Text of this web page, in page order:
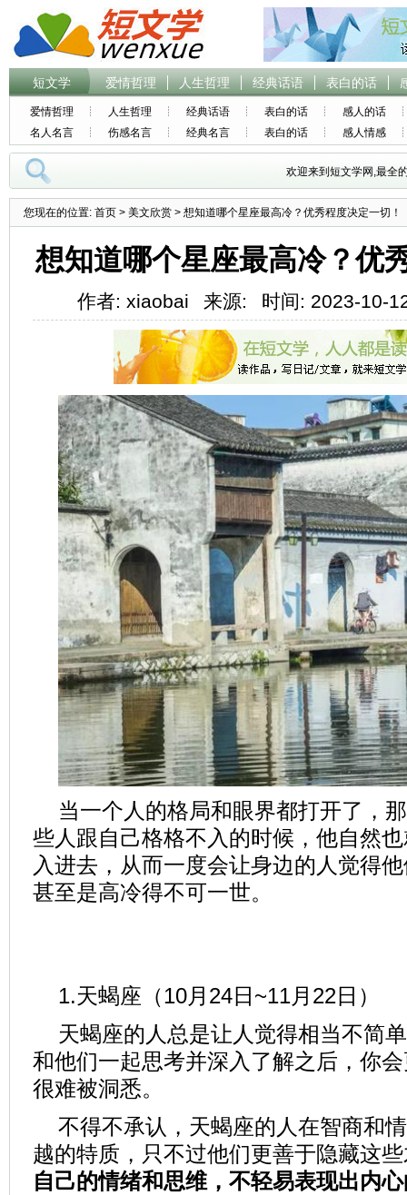
短文学 爱情哲理 人生哲理 经典话语 表白的话
爱情哲理 人生哲理 经典话语 表白的话
感人的话
名人名言
伤感名言 经典名言 表白的话 感人情感
欢迎来到短文学网,最全
您现在的位置: 首页 > 美文欣赏 > 想知道哪个星座最高冷？优秀程度决定一切！
想知道哪个星座最高冷？优
作者: xiaobai 来源: 时间: 2023-10-
当一个人的格局和眼界都打开了，
些人跟自己格格不入的时候，他自然
入进去，从而一度会让身边的人觉得
甚至是高冷得不可一世。
1.天蝎座（10月24日~11月22日）
天蝎座的人总是让人觉得相当不简
和他们一起思考并深入了解之后，你
很难被洞悉。
不得不承认，天蝎座的人在智商和
越的特质，只不过他们更善于隐藏这
自己的情绪和思维，不轻易表现出内